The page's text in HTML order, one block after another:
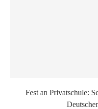
Fest an Privatschule: